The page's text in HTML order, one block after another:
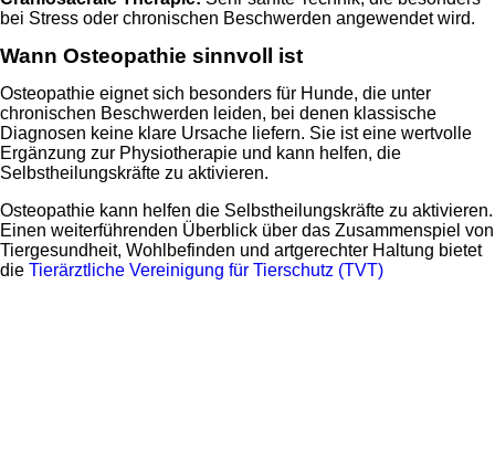
bei Stress oder chronischen Beschwerden angewendet wird.
Wann Osteopathie sinnvoll ist
Osteopathie eignet sich besonders für Hunde, die unter
chronischen Beschwerden leiden, bei denen klassische
Diagnosen keine klare Ursache liefern. Sie ist eine wertvolle
Ergänzung zur Physiotherapie und kann helfen, die
Selbstheilungskräfte zu aktivieren.
Osteopathie kann helfen die Selbstheilungskräfte zu aktivieren.
Einen weiterführenden Überblick über das Zusammenspiel von
Tiergesundheit, Wohlbefinden und artgerechter Haltung bietet
die Tierärztliche Vereinigung für Tierschutz (TVT)